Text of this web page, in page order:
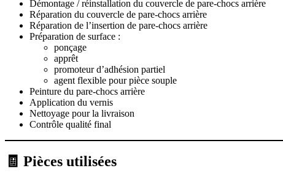
Démontage / réinstallation du couvercle de pare-chocs arrière
Réparation du couvercle de pare-chocs arrière
Réparation de l’insertion de pare-chocs arrière
Préparation de surface :
ponçage
apprêt
promoteur d’adhésion partiel
agent flexible pour pièce souple
Peinture du pare-chocs arrière
Application du vernis
Nettoyage pour la livraison
Contrôle qualité final
🧾 Pièces utilisées